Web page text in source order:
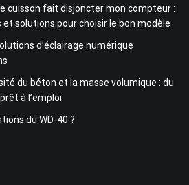
cuisson fait disjoncter mon compteur :
et solutions pour choisir le bon modèle
d’éclairage numérique
du béton et la masse volumique : du
à l’emploi
du WD-40 ?